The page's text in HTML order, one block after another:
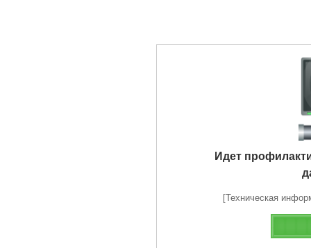
Идет
[Техническая